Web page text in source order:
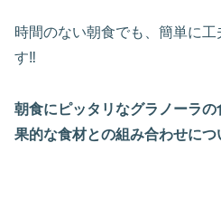
時間のない朝食でも、簡単に
す‼
朝食にピッタリなグラノーラ
果的な食材との組み合わせにつ